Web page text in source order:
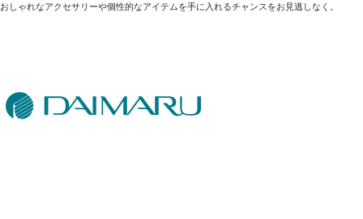
おしゃれなアクセサリーや個性的なアイテムを手に入れるチャンスをお見逃しなく。